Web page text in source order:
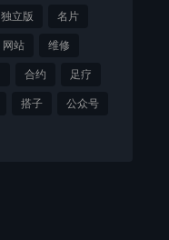
独立版 名片
网站 维修
合约 足疗
搭子 公众号